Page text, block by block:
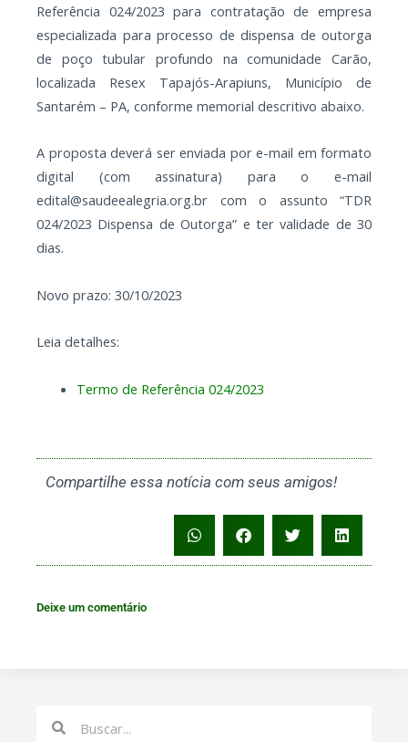
Referência 024/2023 para contratação de empresa
especializada para processo de dispensa de outorga
de poço tubular profundo na comunidade Carão,
localizada Resex Tapajós-Arapiuns, Município de
Santarém – PA, conforme memorial descritivo abaixo.
A proposta deverá ser enviada por e-mail em formato
digital (com assinatura) para o e-mail
edital@saudeealegria.org.br com o assunto “TDR
024/2023 Dispensa de Outorga” e ter validade de 30
dias.
Novo prazo: 30/10/2023
Leia detalhes:
Termo de Referência 024/2023
Compartilhe essa notícia com seus amigos!
Deixe um comentário